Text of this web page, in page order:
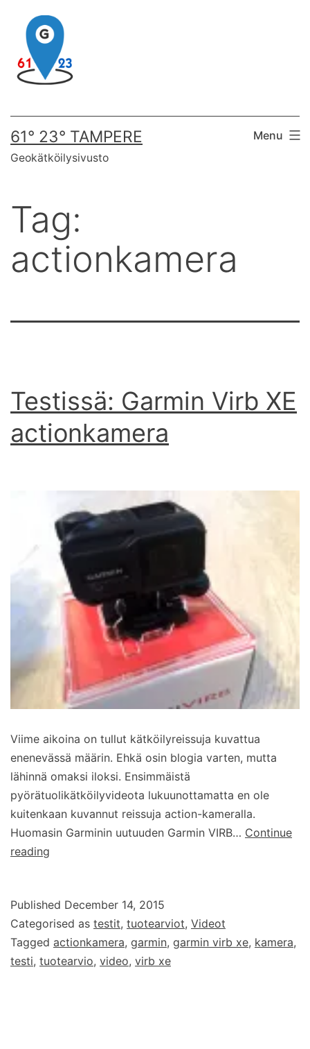
content
61° 23° TAMPERE
Geokätköilysivusto
Menu
Tag:
actionkamera
Testissä: Garmin Virb XE
actionkamera
Viime aikoina on tullut kätköilyreissuja kuvattua
enenevässä määrin. Ehkä osin blogia varten, mutta
lähinnä omaksi iloksi. Ensimmäistä
pyörätuolikätköilyvideota lukuunottamatta en ole
kuitenkaan kuvannut reissuja action-kameralla.
Huomasin Garminin uutuuden Garmin VIRB… Continue
reading
XE
actionkamera
Published December 14, 2015
Categorised as testit, tuotearviot, Videot
Tagged actionkamera, garmin, garmin virb xe, kamera,
testi, tuotearvio, video, virb xe